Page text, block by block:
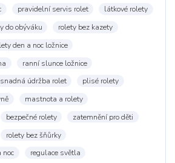
pravidelní servis rolet
látkové rolety
do obýváku
rolety bez kazety
den a noc ložnice
ranní slunce ložnice
snadná údržba rolet
plisé rolety
mastnota a rolety
bezpečné rolety
zatemnění pro děti
rolety bez šňůrky
noc
regulace světla